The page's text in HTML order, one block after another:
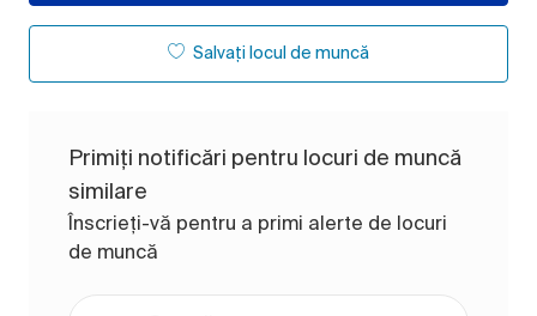
Salvați locul de muncă
Primiți notificări pentru locuri de muncă
similare
Înscrieți-vă pentru a primi alerte de locuri
de muncă